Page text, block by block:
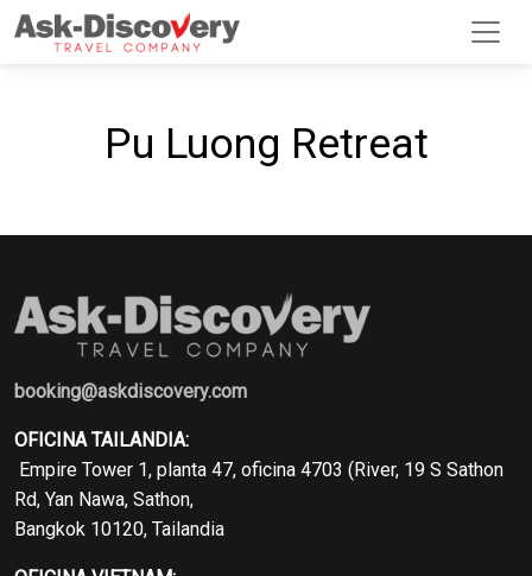
Pu Luong Retreat
booking@askdiscovery.com
OFICINA TAILANDIA:
Empire Tower 1, planta 47, oficina 4703 (River, 19 S Sathon
Rd, Yan Nawa, Sathon,
Bangkok 10120, Tailandia